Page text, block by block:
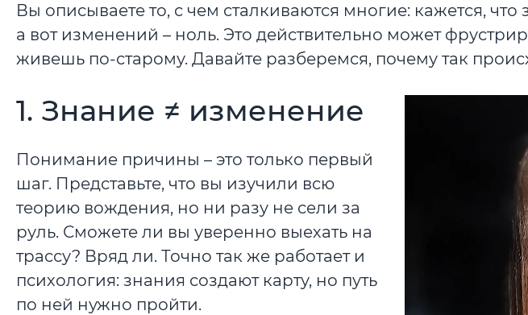
Вы описываете то, с чем сталкиваются многие: кажется,
а вот изменений – ноль. Это действительно может
живешь по-старому. Давайте разберемся, почему так
1. Знание ≠ изменение
Понимание причины – это только первый
шаг. Представьте, что вы изучили всю
теорию вождения, но ни разу не сели за
руль. Сможете ли вы уверенно выехать на
трассу? Вряд ли. Точно так же работает и
психология: знания создают карту, но путь
по ней нужно пройти.